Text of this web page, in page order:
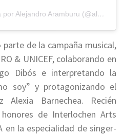
Una publicación compartida por Alejandro Aramburu (@alearamburu_oficial)
de la campaña musical,
& UNICEF, colaborando en
Dibós e interpretando la
soy” y protagonizando el
Barnechea. Recién
de Interlochen Arts
en la especialidad de singer-